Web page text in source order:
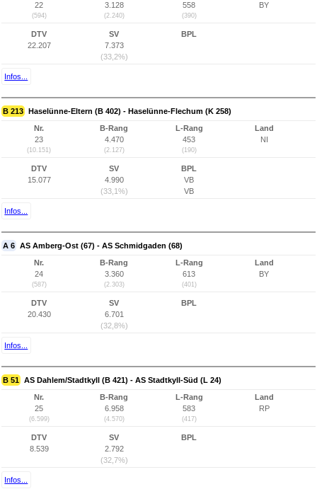
22
(594)
3.128
(2.240)
558
(390)
BY
DTV
22.207
SV
7.373
(33,2%)
BPL
Infos...
B 213 Haselünne-Eltern (B 402) - Haselünne-Flechum (K 258)
Nr.
23
(10.151)
B-Rang
4.470
(2.127)
L-Rang
453
(190)
Land
NI
DTV
15.077
SV
4.990
(33,1%)
BPL
VB
VB
Infos...
A 6 AS Amberg-Ost (67) - AS Schmidgaden (68)
Nr.
24
(587)
B-Rang
3.360
(2.303)
L-Rang
613
(401)
Land
BY
DTV
20.430
SV
6.701
(32,8%)
BPL
Infos...
B 51 AS Dahlem/Stadtkyll (B 421) - AS Stadtkyll-Süd (L 24)
Nr.
25
(6.599)
B-Rang
6.958
(4.570)
L-Rang
583
(417)
Land
RP
DTV
8.539
SV
2.792
(32,7%)
BPL
Infos...